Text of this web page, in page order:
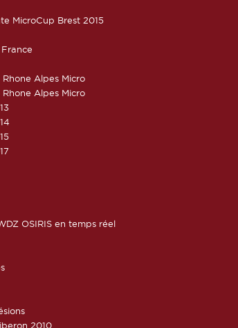
MicroCup Brest 2015
Alpes Micro
Alpes Micro
OSIRIS en temps réel
2010